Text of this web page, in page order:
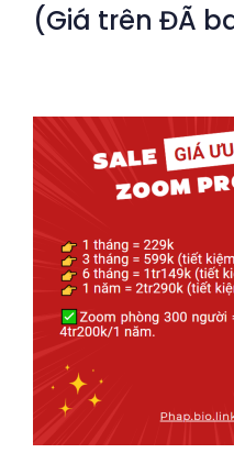
(Giá trên ĐÃ